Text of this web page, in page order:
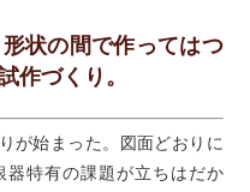
状の間で作ってはつ
作づくり。
が始まった。図面どおりに
器特有の課題が立ちはだか